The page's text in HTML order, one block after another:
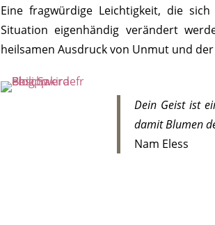
Eine fragwürdige Leichtigkeit, die
Situation eigenhändig verändert
heilsamen Ausdruck von Unmut und
Dein Geist ist
damit Blumen
Nam Eless